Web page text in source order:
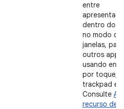
entre
dentro do
no modo de
janelas,
outros apps
usando
por toque,
trackpad e
Consulte
recurso de